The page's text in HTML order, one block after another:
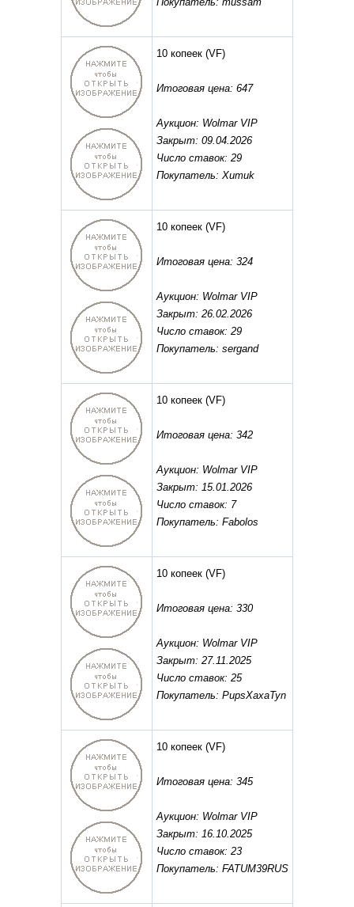
10 копеек (VF)
Итоговая цена: 647
Аукцион: Wolmar VIP
Закрыт: 09.04.2026
Число ставок: 29
Покупатель: Xumuk
10 копеек (VF)
Итоговая цена: 324
Аукцион: Wolmar VIP
Закрыт: 26.02.2026
Число ставок: 29
Покупатель: sergand
10 копеек (VF)
Итоговая цена: 342
Аукцион: Wolmar VIP
Закрыт: 15.01.2026
Число ставок: 7
Покупатель: Fabolos
10 копеек (VF)
Итоговая цена: 330
Аукцион: Wolmar VIP
Закрыт: 27.11.2025
Число ставок: 25
Покупатель: PupsXaxaTyn
10 копеек (VF)
Итоговая цена: 345
Аукцион: Wolmar VIP
Закрыт: 16.10.2025
Число ставок: 23
Покупатель: FATUM39RUS